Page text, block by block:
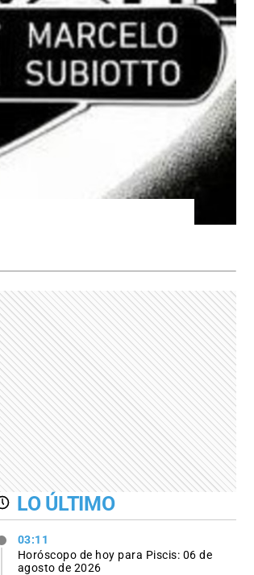
LO ÚLTIMO
03:11
Horóscopo de hoy para Piscis: 06 de
agosto de 2026